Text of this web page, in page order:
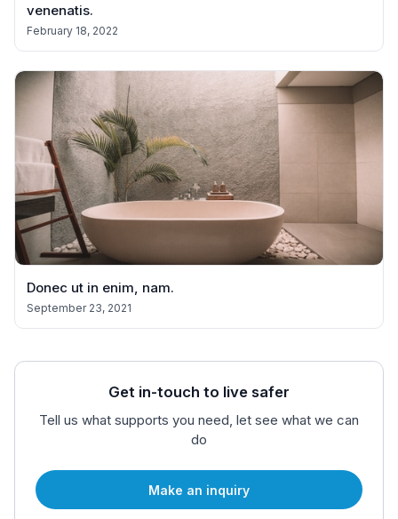
venenatis.
February 18, 2022
Donec ut in enim, nam.
September 23, 2021
Get in-touch to live safer
Tell us what supports you need, let see what we can
do
Make an inquiry